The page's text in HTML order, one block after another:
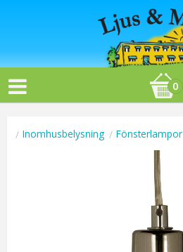
Inomhusbelysning Fönsterlampor